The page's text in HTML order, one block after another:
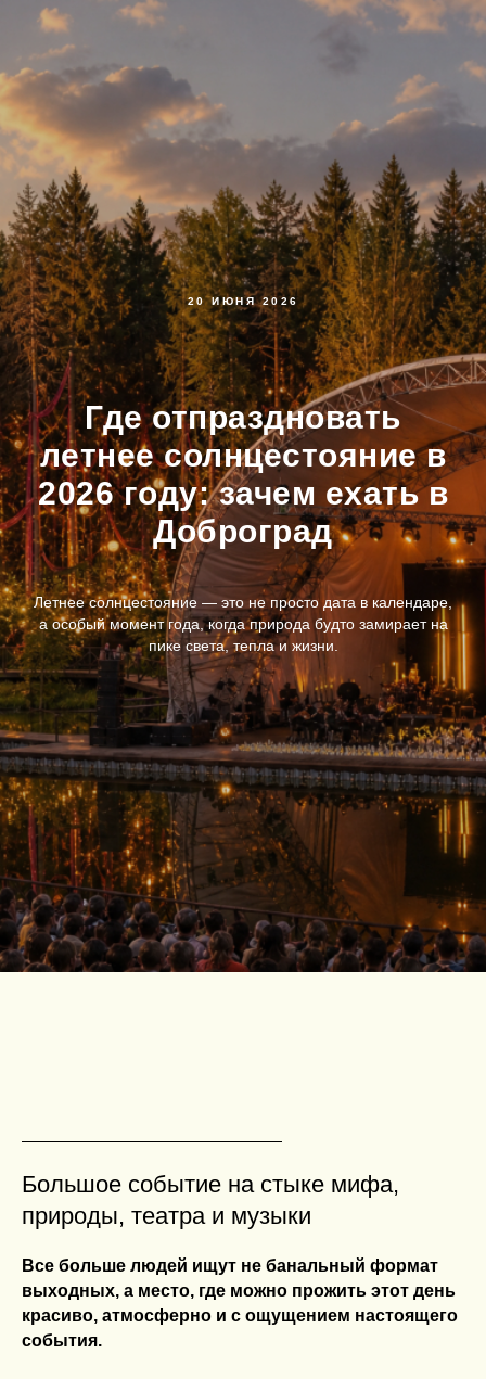
20 ИЮНЯ 2026
Где отпраздновать
летнее солнцестояние в
2026 году: зачем ехать в
Доброград
Летнее солнцестояние — это не просто дата в календаре,
а особый момент года, когда природа будто замирает на
пике света, тепла и жизни.
Большое событие на стыке мифа,
природы, театра и музыки
Все больше людей ищут не банальный формат
выходных, а место, где можно прожить этот день
красиво, атмосферно и с ощущением настоящего
события.